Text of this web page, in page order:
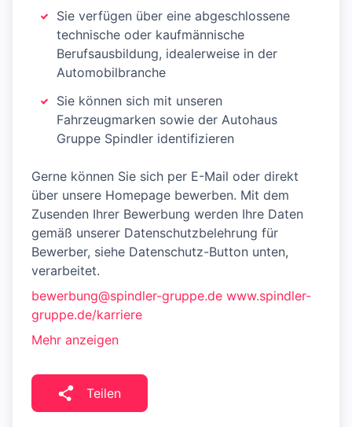
Sie verfügen über eine abgeschlossene
technische oder kaufmännische
Berufsausbildung, idealerweise in der
Automobilbranche
Sie können sich mit unseren
Fahrzeugmarken sowie der Autohaus
Gruppe Spindler identifizieren
Gerne können Sie sich per E-Mail oder direkt
über unsere Homepage bewerben. Mit dem
Zusenden Ihrer Bewerbung werden Ihre Daten
gemäß unserer Datenschutzbelehrung für
Bewerber, siehe Datenschutz-Button unten,
verarbeitet.
bewerbung@spindler-gruppe.de www.spindler-
gruppe.de/karriere
Mehr anzeigen
Teilen